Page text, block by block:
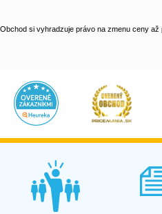
Obchod si vyhradzuje právo na zmenu ceny